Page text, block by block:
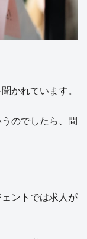
かれています。
のでしたら、問
ントでは求人が